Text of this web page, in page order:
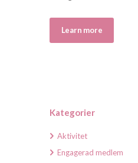
Learn more
Kategorier
Aktivitet
Engagerad medlem